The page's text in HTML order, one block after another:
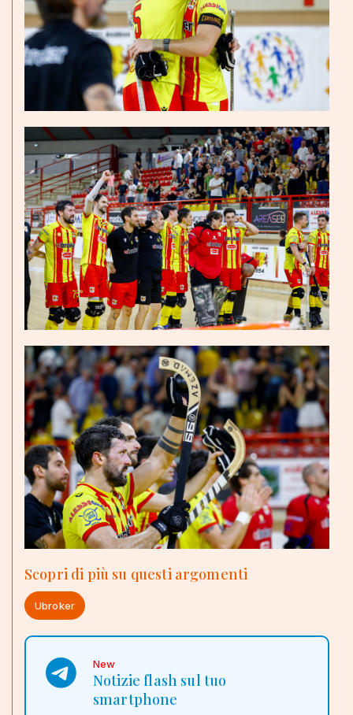
Scopri di più su questi argomenti
Ubroker
New
Notizie flash sul tuo
smartphone